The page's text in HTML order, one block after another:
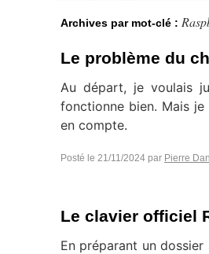
Archives par mot-clé :
Le problème du
Au départ, je voulais
fonctionne bien. Mais
en compte.
Posté le 21/11/2024 par Pierre
Le clavier officiel
En préparant un